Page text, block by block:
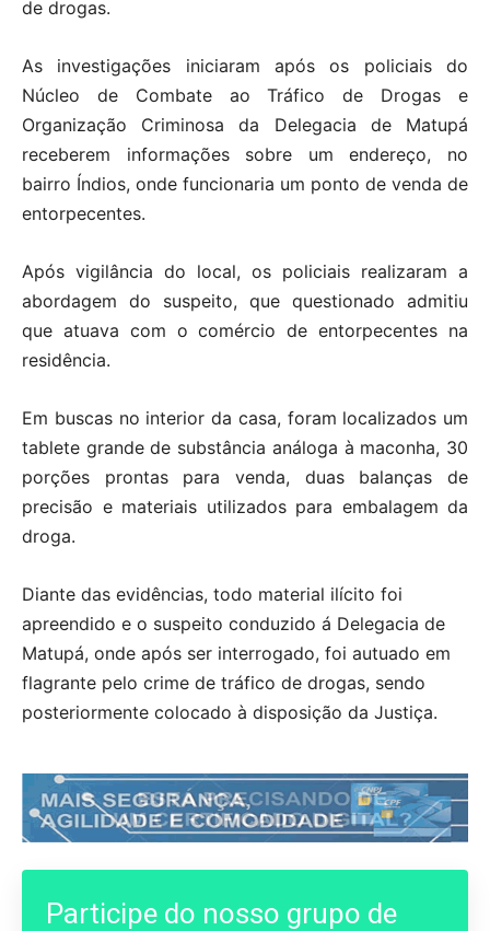
de drogas.
As investigações iniciaram após os policiais do
Núcleo de Combate ao Tráfico de Drogas e
Organização Criminosa da Delegacia de Matupá
receberem informações sobre um endereço, no
bairro Índios, onde funcionaria um ponto de venda de
entorpecentes.
Após vigilância do local, os policiais realizaram a
abordagem do suspeito, que questionado admitiu
que atuava com o comércio de entorpecentes na
residência.
Em buscas no interior da casa, foram localizados um
tablete grande de substância análoga à maconha, 30
porções prontas para venda, duas balanças de
precisão e materiais utilizados para embalagem da
droga.
Diante das evidências, todo material ilícito foi
apreendido e o suspeito conduzido á Delegacia de
Matupá, onde após ser interrogado, foi autuado em
flagrante pelo crime de tráfico de drogas, sendo
posteriormente colocado à disposição da Justiça.
Participe do nosso grupo de